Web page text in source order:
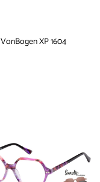
VonBogen XP 1604